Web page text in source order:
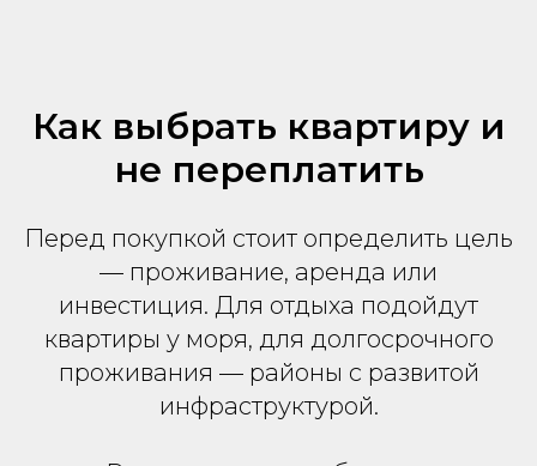
Как выбрать квартиру и
не переплатить
Перед покупкой стоит определить цель
— проживание, аренда или
инвестиция. Для отдыха подойдут
квартиры у моря, для долгосрочного
проживания — районы с развитой
инфраструктурой.